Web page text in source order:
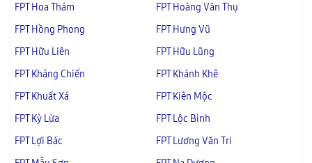
FPT Hoa Thám
FPT Hoàng Văn Thụ
FPT Hồng Phong
FPT Hưng Vũ
FPT Hữu Liên
FPT Hữu Lũng
FPT Kháng Chiến
FPT Khánh Khê
FPT Khuất Xá
FPT Kiên Mộc
FPT Kỳ Lừa
FPT Lộc Bình
FPT Lợi Bác
FPT Lương Văn Tri